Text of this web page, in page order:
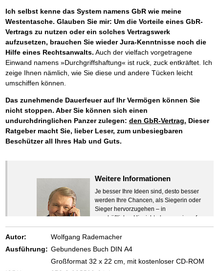
Ich selbst kenne das System namens GbR wie meine
Westentasche. Glauben Sie mir: Um die Vorteile eines GbR-
Vertrags zu nutzen oder ein solches Vertragswerk
aufzusetzen, brauchen Sie wieder Jura-Kenntnisse noch die
Hilfe eines Rechtsanwalts. Auch der vielfach vorgetragene
Einwand namens »Durchgriffshaftung« ist ruck, zuck entkräftet. Ich
zeige Ihnen nämlich, wie Sie diese und andere Tücken leicht
umschiffen können.
Das zunehmende Dauerfeuer auf Ihr Vermögen können Sie
nicht stoppen. Aber Sie können sich einen
undurchdringlichen Panzer zulegen: den GbR-Vertrag. Dieser
Ratgeber macht Sie, lieber Leser, zum unbesiegbaren
Beschützer all Ihres Hab und Guts.
Weitere Informationen
Je besser Ihre Ideen sind, desto besser
werden Ihre Chancen, als Siegerin oder
Sieger hervorzugehen – in
geschäftlicher Hinsicht ebenso wie auf
beruflichem oder privatem Gebiet. Denn
eins ist todsicher:
Zeigen Sie mit der Maus hierhin, um
Autor:
Wolfgang Rademacher
Ausführung: Gebundenes Buch DIN A4
Großformat 32 x 22 cm, mit kostenloser CD-ROM